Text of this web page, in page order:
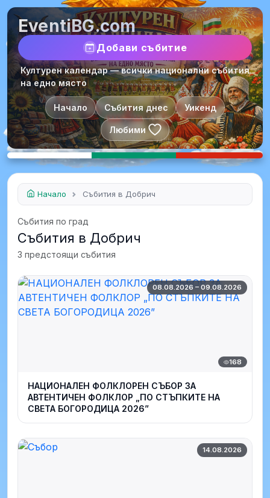
EventiBG.com
Добави събитие
Културен календар — всички национални събития
на едно място
Начало Събития днес Уикенд
Любими
Начало Събития в Добрич
Събития по град
Събития в Добрич
3 предстоящи събития
08.08.2026 – 09.08.2026
168
НАЦИОНАЛЕН ФОЛКЛОРЕН СЪБОР ЗА
АВТЕНТИЧЕН ФОЛКЛОР „ПО СТЪПКИТЕ НА
СВЕТА БОГОРОДИЦА 2026”
14.08.2026